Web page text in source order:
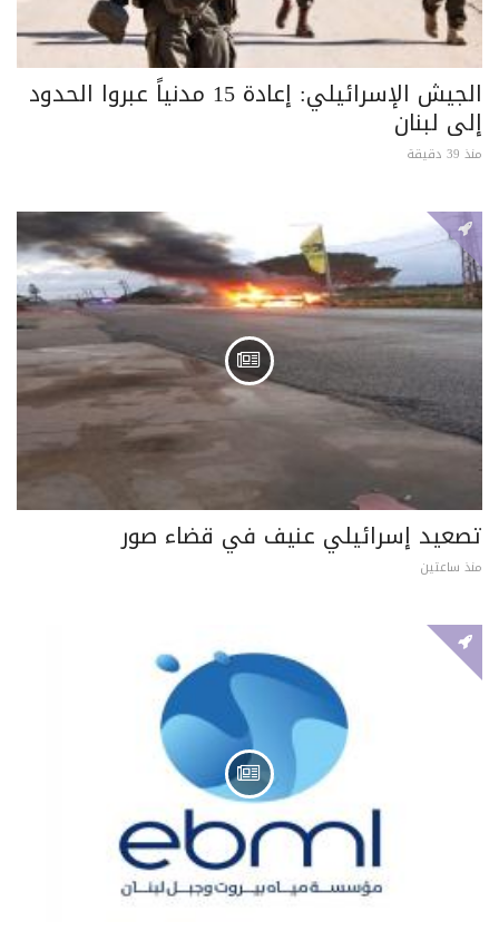
الجيش الإسرائيلي: إعادة 15 مدنياً عبروا الحدود
إلى لبنان
منذ 39 دقيقة
تصعيد إسرائيلي عنيف في قضاء صور
منذ ساعتين